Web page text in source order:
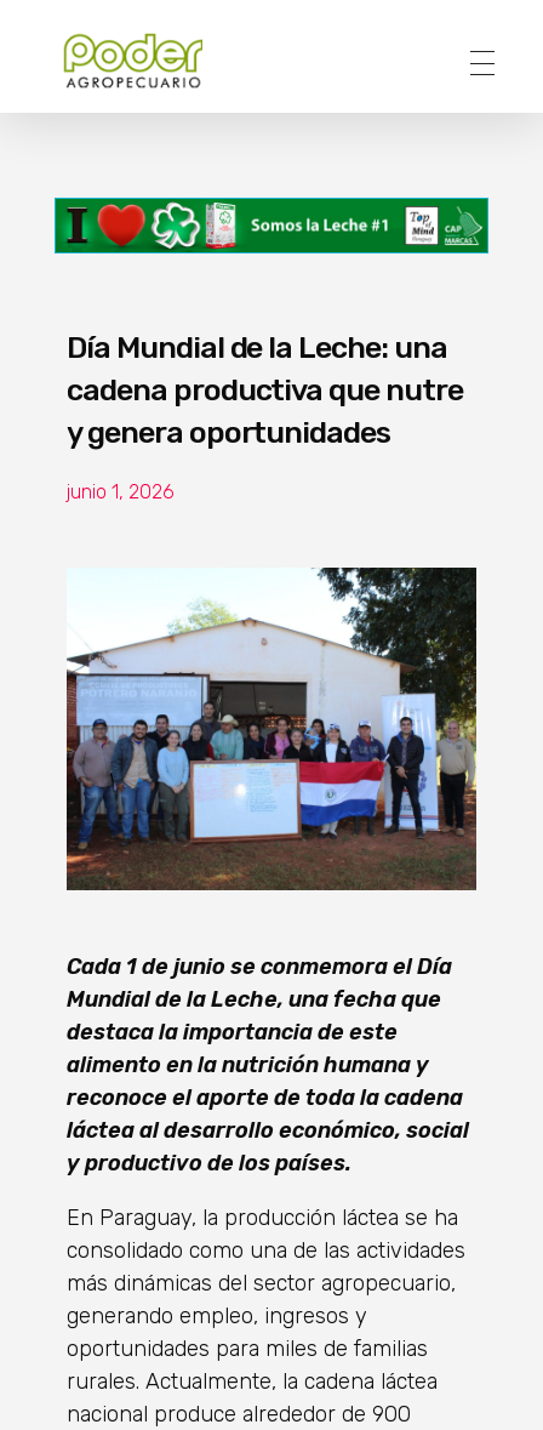
Día Mundial de la Leche: una
cadena productiva que nutre
y genera oportunidades
junio 1, 2026
Cada 1 de junio se conmemora el Día
Mundial de la Leche, una fecha que
destaca la importancia de este
alimento en la nutrición humana y
reconoce el aporte de toda la cadena
láctea al desarrollo económico, social
y productivo de los países.
En Paraguay, la producción láctea se ha
consolidado como una de las actividades
más dinámicas del sector agropecuario,
generando empleo, ingresos y
oportunidades para miles de familias
rurales. Actualmente, la cadena láctea
nacional produce alrededor de 900